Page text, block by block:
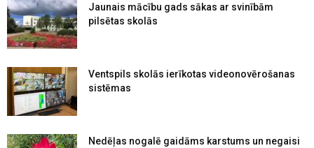
Jaunais mācību gads sākas ar svinībām
pilsētas skolās
Ventspils skolās ierīkotas videonovērošanas
sistēmas
Nedēļas nogalē gaidāms karstums un negaisi